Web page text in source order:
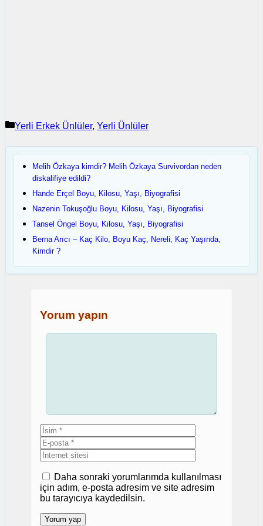
Kategoriler
Yerli Erkek Ünlüler, Yerli Ünlüler
Melih Özkaya kimdir? Melih Özkaya Survivordan neden
diskalifiye edildi?
Hande Erçel Boyu, Kilosu, Yaşı, Biyografisi
Nazenin Tokuşoğlu Boyu, Kilosu, Yaşı, Biyografisi
Tansel Öngel Boyu, Kilosu, Yaşı, Biyografisi
Berna Arıcı – Kaç Kilo, Boyu Kaç, Nereli, Kaç Yaşında,
Kimdir ?
Yorum yapın
Yorum
İsim
posta
sitesi
Daha sonraki yorumlarımda kullanılması
için adım, e-posta adresim ve site adresim
bu tarayıcıya kaydedilsin.